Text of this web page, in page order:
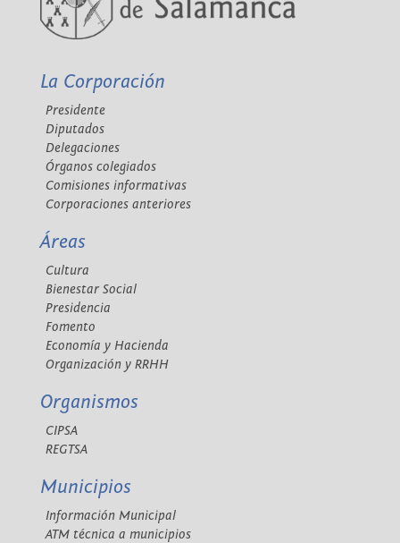
La Corporación
Presidente
Diputados
Delegaciones
Órganos colegiados
Comisiones informativas
Corporaciones anteriores
Áreas
Cultura
Bienestar Social
Presidencia
Fomento
Economía y Hacienda
Organización y RRHH
Organismos
CIPSA
REGTSA
Municipios
Información Municipal
ATM técnica a municipios